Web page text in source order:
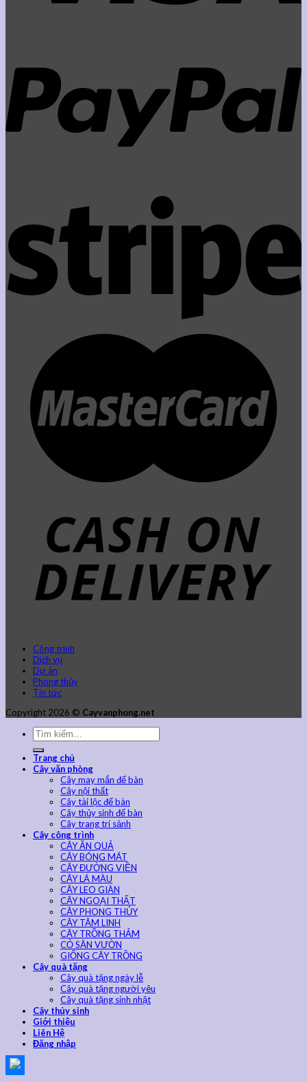
Công trình
Dịch vụ
Dự án
Phong thủy
Tin tức
Copyright 2026 © Cayvanphong.net
Trang chủ
Cây văn phòng
Cây may mắn để bàn
Cây nội thất
Cây tài lộc để bàn
Cây thủy sinh để bàn
Cây trang trí sảnh
Cây công trình
CÂY ĂN QUẢ
CÂY BÓNG MÁT
CÂY ĐƯỜNG VIỀN
CÂY LÁ MÀU
CÂY LEO GIÀN
CÂY NGOẠI THẤT
CÂY PHONG THỦY
CÂY TÂM LINH
CÂY TRỒNG THẢM
CỎ SÂN VƯỜN
GIỐNG CÂY TRỒNG
Cây quà tặng
Cây quà tặng ngày lễ
Cây quà tặng người yêu
Cây quà tặng sinh nhật
Cây thủy sinh
Giới thiệu
Liên Hệ
Đăng nhập